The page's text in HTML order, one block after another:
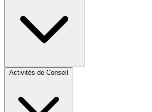
Activités de Conseil